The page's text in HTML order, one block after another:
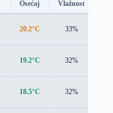
Osećaj Vlažnost
20.2°C 33%
19.2°C 32%
18.5°C 32%